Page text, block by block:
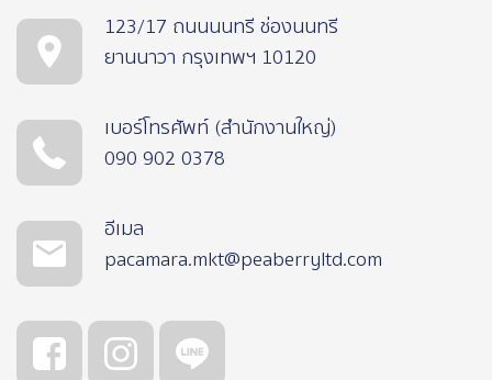
123/17 ถนนนนทรี ช่องนนทรี
ยานนาวา กรุงเทพฯ 10120
เบอร์โทรศัพท์ (สำนักงานใหญ่)
090 902 0378
อีเมล
pacamara.mkt@peaberryltd.com